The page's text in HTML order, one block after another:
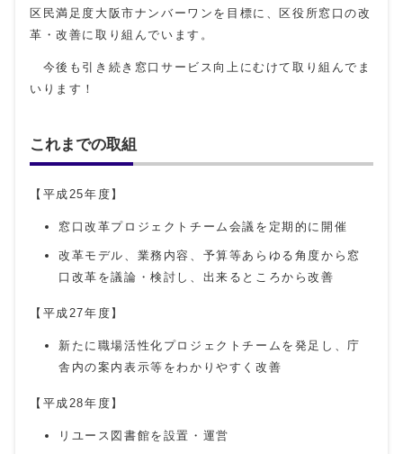
区民満足度大阪市ナンバーワンを目標に、区役所窓口の改
革・改善に取り組んでいます。
今後も引き続き窓口サービス向上にむけて取り組んでま
いります！
これまでの取組
【平成25年度】
窓口改革プロジェクトチーム会議を定期的に開催
改革モデル、業務内容、予算等あらゆる角度から窓
口改革を議論・検討し、出来るところから改善
【平成27年度】
新たに職場活性化プロジェクトチームを発足し、庁
舎内の案内表示等をわかりやすく改善
【平成28年度】
リユース図書館を設置・運営